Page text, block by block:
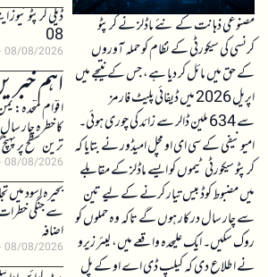
مصنوعی ذہانت کے نئے ماڈلز نے کرپٹو
کرنسی کی سیکورٹی کے نظام کو حملہ آوروں
کے حق میں مائل کر دیا ہے، جس کے نتیجے میں
اپریل 2026 میں ڈیفائی پلیٹ فارمز
سے 634 ملین ڈالر سے زائد کی چوری ہوئی۔
امیونیفی کے سی ای او مچل امیڈور نے بتایا کہ
کرپٹو سیکورٹی ٹیموں کو ایسے ماڈلز کے مقابلے
میں مضبوط کوڈ بیس تیار کرنے کے لیے تین
سے چار سال درکار ہوں گے تاکہ وہ حملوں کو
روک سکیں۔ ایک علیحدہ واقعے میں، لیئر زیرو
نے اطلاع دی کہ کیلپ ڈی اے او کے پل
08
08/08/2026
اہم
اقوام متحدہ:
کا خطرہ چار
ترین سطح پر پہنچ
08/08/2026
بحیرہ اسود میں
سے جنگی
اضافہ
08/08/2026